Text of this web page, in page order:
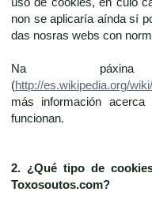
uso de cookies, en cuio
non se aplicaría aínda sí
das nosras webs con
Na
(http://es.wikipedia.org/
más información
funcionan.
2. ¿Qué tipo de
Toxosoutos.com?